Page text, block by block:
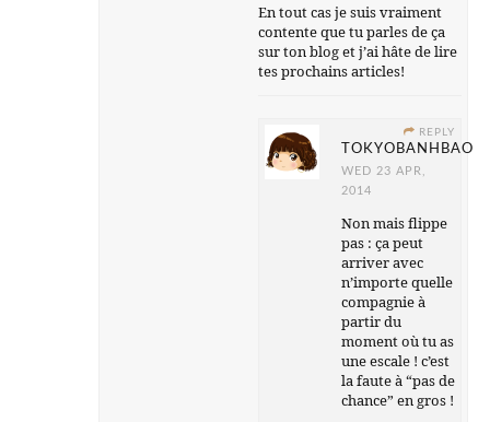
En tout cas je suis vraiment
contente que tu parles de ça
sur ton blog et j’ai hâte de lire
tes prochains articles!
REPLY
TOKYOBANHBAO
WED 23 APR,
2014
Non mais flippe
pas : ça peut
arriver avec
n’importe quelle
compagnie à
partir du
moment où tu as
une escale ! c’est
la faute à “pas de
chance” en gros !